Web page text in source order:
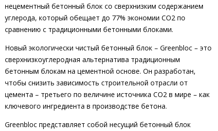
нецементный бетонный блок со сверхнизким содержанием
углерода, который обещает до 77% экономии CO2 по
сравнению с традиционными бетонными блоками.
Новый экологически чистый бетонный блок – Greenbloc – это
сверхнизкоуглеродная альтернатива традиционным
бетонным блокам на цементной основе. Он разработан,
чтобы снизить зависимость строительной отрасли от
цемента – третьего по величине источника CO2 в мире – как
ключевого ингредиента в производстве бетона.
Greenbloc представляет собой несущий бетонный блок